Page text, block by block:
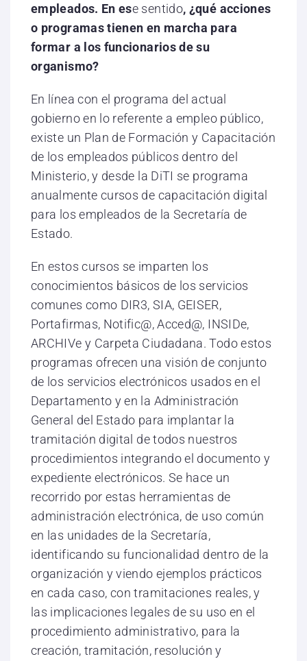
empleados. En ese sentido, ¿qué acciones
o programas tienen en marcha para
formar a los funcionarios de su
organismo?
En línea con el programa del actual
gobierno en lo referente a empleo público,
existe un Plan de Formación y Capacitación
de los empleados públicos dentro del
Ministerio, y desde la DiTI se programa
anualmente cursos de capacitación digital
para los empleados de la Secretaría de
Estado.
En estos cursos se imparten los
conocimientos básicos de los servicios
comunes como DIR3, SIA, GEISER,
Portafirmas, Notific@, Acced@, INSIDe,
ARCHIVe y Carpeta Ciudadana. Todo estos
programas ofrecen una visión de conjunto
de los servicios electrónicos usados en el
Departamento y en la Administración
General del Estado para implantar la
tramitación digital de todos nuestros
procedimientos integrando el documento y
expediente electrónicos. Se hace un
recorrido por estas herramientas de
administración electrónica, de uso común
en las unidades de la Secretaría,
identificando su funcionalidad dentro de la
organización y viendo ejemplos prácticos
en cada caso, con tramitaciones reales, y
las implicaciones legales de su uso en el
procedimiento administrativo, para la
creación, tramitación, resolución y